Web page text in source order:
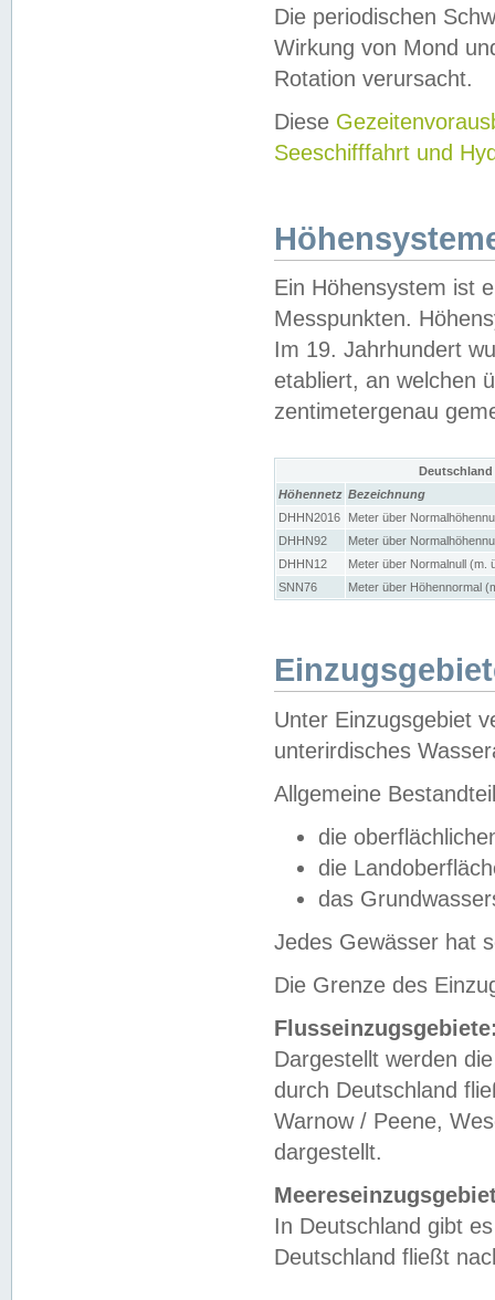
Die periodischen
Wirkung von Mond
Rotation verursacht.
Diese
Seeschifffahrt und
Ein Höhensystem ist
Messpunkten.
Im 19. Jahrhundert
etabliert, an welchen
zentimetergenau
Höhennetz Bezeichnung
DHHN2016
Meter über
DHHN92
Meter über
DHHN12
Meter über Normalnull (m.
SNN76
Meter über Höhennormal
Unter Einzugsgebiet
unterirdisches
Allgemeine
die
die
das
Jedes Gewässer hat
Die Grenze des
Dargestellt werden
durch Deutschland
Warnow / Peene,
dargestellt.
In Deutschland gibt
Deutschland fließt